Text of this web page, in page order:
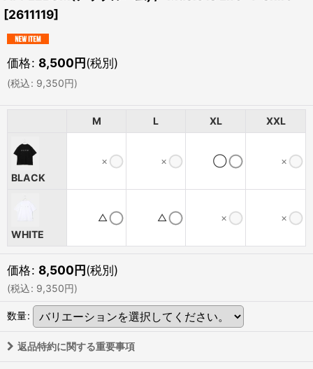
[2611119]
価格: 8,500円(税別)
(税込: 9,350円)
M L XL XXL
BLACK
× × ◯ ×
WHITE
△ △ × ×
価格: 8,500円(税別)
(税込: 9,350円)
数量:
返品特約に関する重要事項